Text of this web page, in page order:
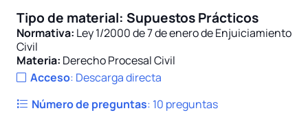
Tipo de material: Supuestos Prácticos
Normativa: Ley 1/2000 de 7 de enero de Enjuiciamiento
Civil
Materia: Derecho Procesal Civil
Acceso: Descarga directa
Número de preguntas: 10 preguntas